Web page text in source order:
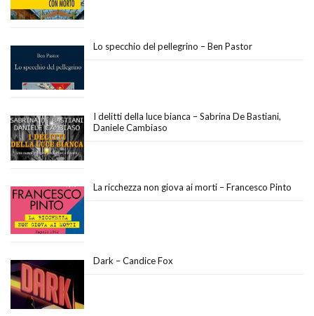
Lo specchio del pellegrino – Ben Pastor
I delitti della luce bianca – Sabrina De Bastiani,
Daniele Cambiaso
La ricchezza non giova ai morti – Francesco Pinto
Dark – Candice Fox